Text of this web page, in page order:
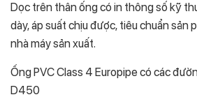
Dọc trên thân ống có in thông số kỹ
dày, áp suất chịu được, tiêu chuẩn sản
nhà máy sản xuất.
Ống PVC Class 4 Europipe có các
D450